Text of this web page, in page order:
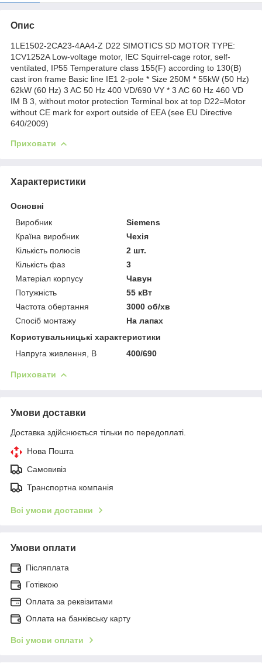
Опис
1LE1502-2CA23-4AA4-Z D22 SIMOTICS SD MOTOR TYPE:
1CV1252A Low-voltage motor, IEC Squirrel-cage rotor, self-
ventilated, IP55 Temperature class 155(F) according to 130(B)
cast iron frame Basic line IE1 2-pole * Size 250M * 55kW (50 Hz)
62kW (60 Hz) 3 AC 50 Hz 400 VD/690 VY * 3 AC 60 Hz 460 VD
IM B 3, without motor protection Terminal box at top D22=Motor
without CE mark for export outside of EEA (see EU Directive
640/2009)
Приховати
Характеристики
Основні
Виробник
Siemens
Країна виробник
Чехія
Кількість полюсів
2 шт.
Кількість фаз
3
Матеріал корпусу
Чавун
Потужність
55 кВт
Частота обертання
3000 об/хв
Спосіб монтажу
На лапах
Користувальницькі характеристики
Напруга живлення, В
400/690
Приховати
Умови доставки
Доставка здійснюється тільки по передоплаті.
Нова Пошта
Самовивіз
Транспортна компанія
Всі умови доставки
Умови оплати
Післяплата
Готівкою
Оплата за реквізитами
Оплата на банківську карту
Всі умови оплати